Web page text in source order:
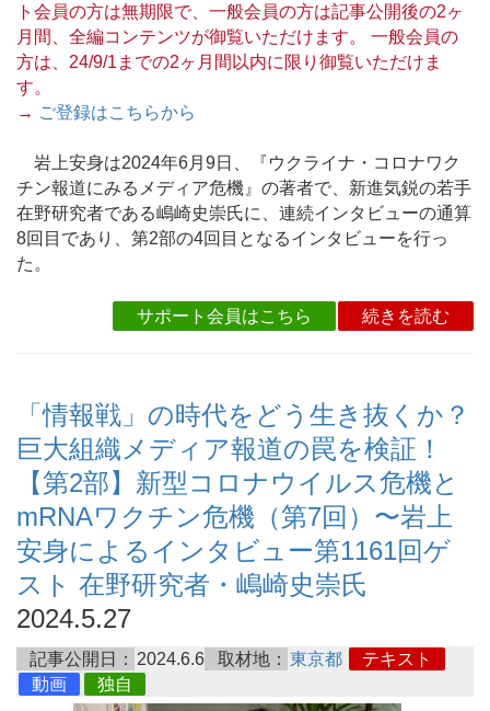
ト会員の方は無期限で、一般会員の方は記事公開後の2ヶ
月間、全編コンテンツが御覧いただけます。 一般会員の
方は、24/9/1までの2ヶ月間以内に限り御覧いただけま
す。
→ ご登録はこちらから
岩上安身は2024年6月9日、『ウクライナ・コロナワク
チン報道にみるメディア危機』の著者で、新進気鋭の若手
在野研究者である嶋崎史崇氏に、連続インタビューの通算
8回目であり、第2部の4回目となるインタビューを行っ
た。
サポート会員はこちら 続きを読む
「情報戦」の時代をどう生き抜くか？
巨大組織メディア報道の罠を検証！
【第2部】新型コロナウイルス危機と
mRNAワクチン危機（第7回）〜岩上
安身によるインタビュー第1161回ゲ
スト 在野研究者・嶋崎史崇氏
2024.5.27
記事公開日： 2024.6.6 取材地： 東京都
テキスト
動画
独自